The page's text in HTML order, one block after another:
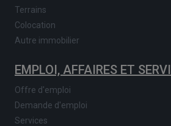
Terrains
Colocation
Autre immobilier
EMPLOI, AFFAIRES ET
Offre d'emploi
Demande d'emploi
Services